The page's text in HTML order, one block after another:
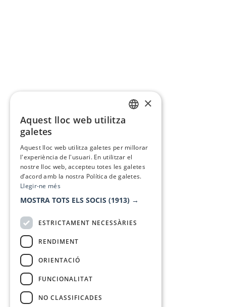
×
Aquest lloc web utilitza
galetes
Aquest lloc web utilitza galetes per millorar
l'experiència de l'usuari. En utilitzar el
nostre lloc web, accepteu totes les galetes
d’acord amb la nostra Política de galetes.
Llegir-ne més
MOSTRA TOTS ELS SOCIS (1913) →
ESTRICTAMENT NECESSÀRIES
RENDIMENT
ORIENTACIÓ
FUNCIONALITAT
NO CLASSIFICADES